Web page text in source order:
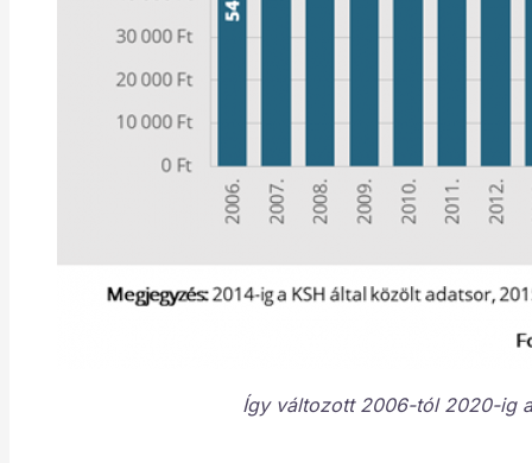
Így változott 2006-tól 2020-ig